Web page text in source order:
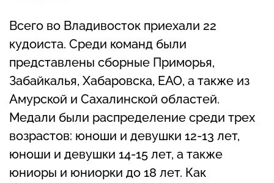
Всего во Владивосток приехали 22
кудоиста. Среди команд были
представлены сборные Приморья,
Забайкалья, Хабаровска, ЕАО, а также из
Амурской и Сахалинской областей.
Медали были распределение среди трех
возрастов: юноши и девушки 12-13 лет,
юноши и девушки 14-15 лет, а также
юниоры и юниорки до 18 лет. Как